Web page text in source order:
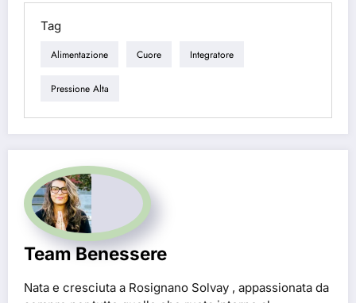
Tag
Alimentazione Cuore Integratore
Pressione Alta
Team Benessere
Nata e cresciuta a Rosignano Solvay , appassionata da